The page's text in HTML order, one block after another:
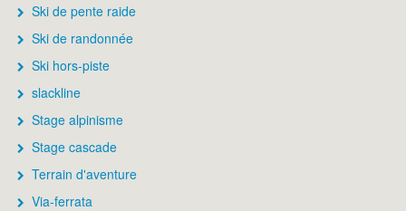
Ski de pente raide
Ski de randonnée
Ski hors-piste
slackline
Stage alpinisme
Stage cascade
Terrain d'aventure
Via-ferrata